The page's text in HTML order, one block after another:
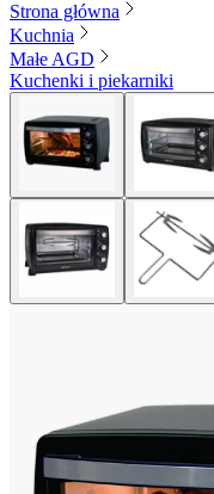
Strona główna
Kuchnia
Małe AGD
Kuchenki i piekarniki